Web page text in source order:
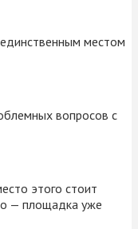
местом
вопросов с
этого стоит
— площадка уже